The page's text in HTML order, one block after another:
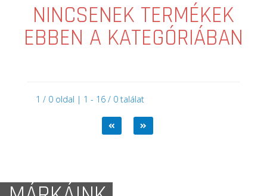
NINCSENEK TERMÉKEK
EBBEN A KATEGÓRIÁBAN
1 / 0 oldal | 1 - 16 / 0 találat